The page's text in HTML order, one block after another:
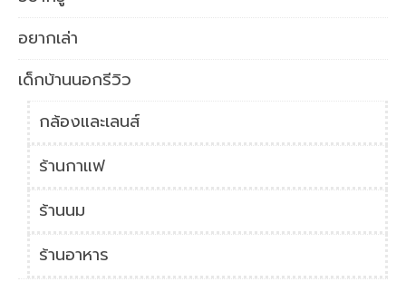
อยากเล่า
เด็กบ้านนอกรีวิว
กล้องและเลนส์
ร้านกาแฟ
ร้านนม
ร้านอาหาร